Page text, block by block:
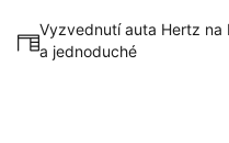
Vyzvednutí auta Hertz na
a jednoduché